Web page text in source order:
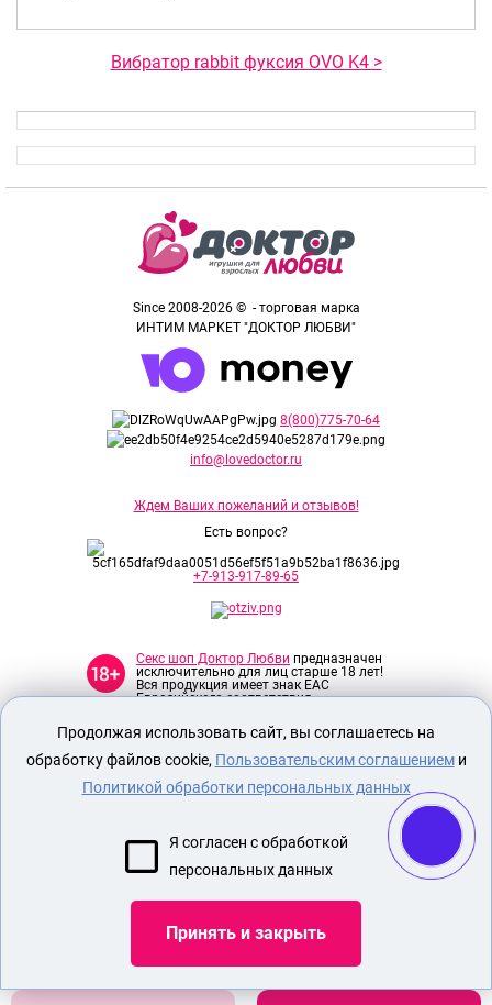
Вибратор rabbit фуксия OVO K4 >
Since 2008-2026 © - торговая марка
ИНТИМ МАРКЕТ "ДОКТОР ЛЮБВИ"
8(800)775-70-64
info@lovedoctor.ru
Ждем Ваших пожеланий и отзывов!
Есть вопрос?
+7-913-917-89-65
Секс шоп Доктор Любви предназначен
исключительно для лиц старше 18 лет!
Вся продукция имеет знак EAC
Евразийского соответствия.
О МАГАЗИНЕ
ОПЛАТА И ДОСТАВКА
ЭРОТИЧЕСКОЕ БЕЛЬЕ
Продолжая использовать сайт, вы соглашаетесь на
обработку файлов cookie, Пользовательским соглашениеми
Политикой обработки персональных данных
Я согласен с обработкой
персональных данных
Принять и закрыть